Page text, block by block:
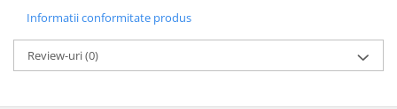
Informatii conformitate produs
Review-uri(0)